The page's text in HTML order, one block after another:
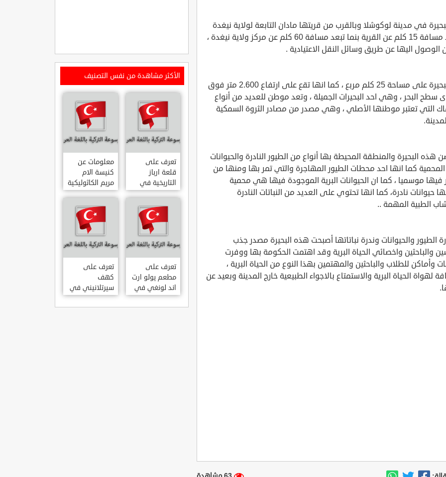
في مدينة لوكوشلا وبالقرب من قريتها مادان التابعة لولاية نيغدة
وتبعد مسافة 15 كلم عن القرية بنما تبعد مسافة 60 كلم عن مركز ولاية نيغدة ،
الوصول اليها عن طريق وسائل النقل الاعتيادية .
تقع البحيرة على مساحة 25 كلم مربع ، كما انها تقع على ارتفاع 2.600 متر فوق
سطح البحر ، وهي احد البحيرات الجميلة ، وتعد موطن للعديد من أنواع
التي تعتبر موطنها الأصلي ، وهي مصدر من مصادر الثروة السمكية
هذه البحيرة والمنطقة المحيطة بها أنواع من الطيور النادرة والحيوانات
المحمية كما انها احد محطات الطيور المهاجرة والتي تمر بها ومنها من
فيها موسميا ، كما ان الحيوانات البرية الموجودة فيها هي محمية
حيوانات نادرة، كما انها تحتوي على العديد من النباتات النادرة
الطبية المهمة ..
الطيور والحيوانات وندرة نباتاتها أصبحت هذه البحيرة مصدر جذب
والباحثين واخصائي الحياة البرية وقد اهتمت الحكومة بها ووفرت
وأماكن للطلاب والباحثين والمهتمين بهذا النوع من الحياة البرية ،
لهواة الحياة البرية والاستمتاع بالاجواء الطبيعية خارج المدينة وبعيد عن
الأكثر مشاهدة من نفس التصنيف
تعرف على
قلعة ارباز
التاريخية في
ولاية ايدن.. من
القلاع الدولة
العثمانية
ARPAZ
KALESI AYDIN
معلومات عن
كنيسة الام
مريم الكاثوليكية
في هاتي .. من
معالم المدينة
التاريخية
والدينية
MERYEM ANA
KATOLIK
KILISESI
HATAY
تعرف على
مطعم يولو ارت
اند لونغي في
ازمير .. مطعم
بجدران متحف
تعرف على
كهف
سيرتلانيني في
ولاية ايدن .. من
اعاجيب الطبيعة